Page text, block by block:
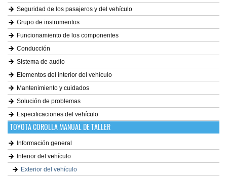
Seguridad de los pasajeros y del vehículo
Grupo de instrumentos
Funcionamiento de los componentes
Conducción
Sistema de audio
Elementos del interior del vehículo
Mantenimiento y cuidados
Solución de problemas
Especificaciones del vehículo
TOYOTA COROLLA MANUAL DE TALLER
Información general
Interior del vehículo
Exterior del vehículo